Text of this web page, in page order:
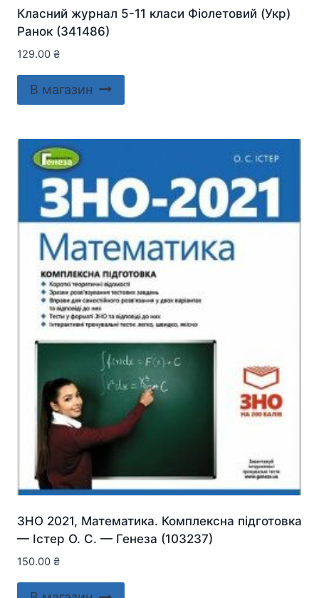
Класний журнал 5-11 класи Фіолетовий (Укр)
Ранок (341486)
129.00 ₴
В магазин
ЗНО 2021, Математика. Комплексна підготовка
— Істер О. С. — Генеза (103237)
150.00 ₴